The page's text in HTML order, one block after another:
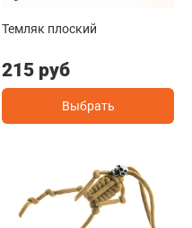
Темляк плоский
215 руб
Выбрать